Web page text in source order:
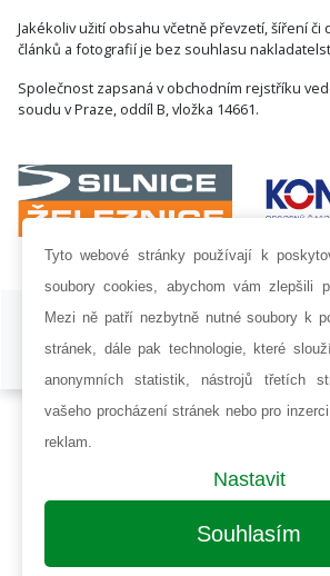
Jakékoliv užití obsahu včetně převzetí, šíření
článků a fotografií je bez souhlasu
Společnost zapsaná v obchodním rejstříku
soudu v Praze, oddíl B, vložka 14661.
ISSN 1802-8535 © 2009 - 2026 AF POWER
Railsformers
Tyto webové stránky používají k
soubory cookies, abychom vám zlepšili
Mezi ně patří nezbytně nutné soubory k
stránek, dále pak technologie, které
anonymních statistik, nástrojů třetích
vašeho procházení stránek nebo pro
reklam.
Nastavit
Souhlasím